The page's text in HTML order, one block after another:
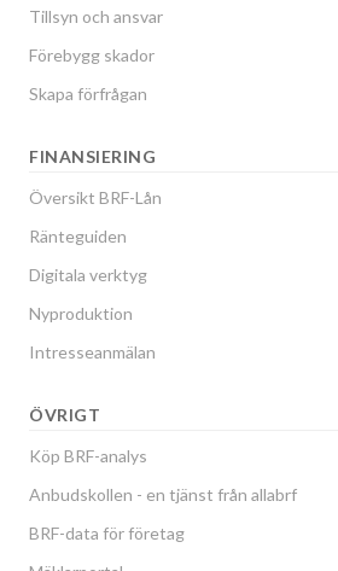
Tillsyn och ansvar
Förebygg skador
Skapa förfrågan
FINANSIERING
Översikt BRF-Lån
Ränteguiden
Digitala verktyg
Nyproduktion
Intresseanmälan
ÖVRIGT
Köp BRF-analys
Anbudskollen - en tjänst från allabrf
BRF-data för företag